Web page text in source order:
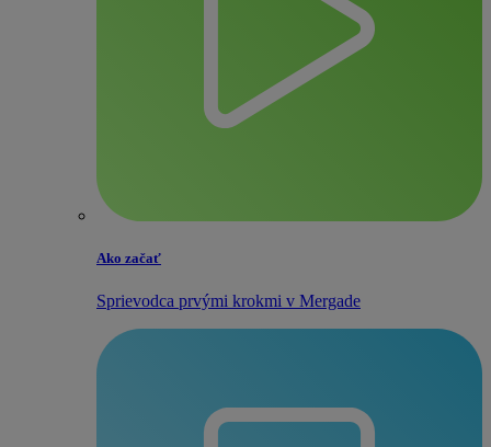
Ako začať
Sprievodca prvými krokmi v Mergade